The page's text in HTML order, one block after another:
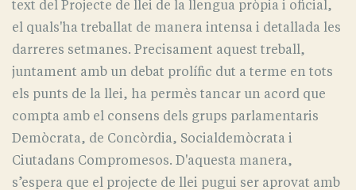
text del Projecte de llei de la llengua pròpia i oficial,
el quals'ha treballat de manera intensa i detallada les
darreres setmanes. Precisament aquest treball,
juntament amb un debat prolífic dut a terme en tots
els punts de la llei, ha permès tancar un acord que
compta amb el consens dels grups parlamentaris
Demòcrata, de Concòrdia, Socialdemòcrata i
Ciutadans Compromesos. D'aquesta manera,
s’espera que el projecte de llei pugui ser aprovat amb